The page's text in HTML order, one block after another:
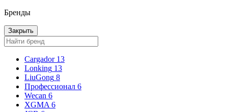
Бренды
Закрыть
Cargador 13
Lonking 13
LiuGong 8
Профессионал 6
Wecan 6
XGMA 6